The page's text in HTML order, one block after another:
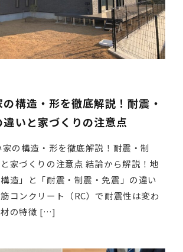
構造・形を徹底解説！耐震・
いと家づくりの注意点
の構造・形を徹底解説！耐震・制
家づくりの注意点 結論から解説！地
造」と「耐震・制震・免震」の違い
コンクリート（RC）で耐震性は変わ
材の特徴 […]